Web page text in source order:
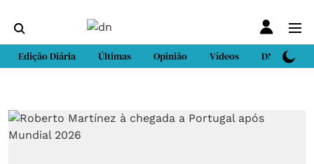
Edição Diária Últimas Opinião Vídeos DN Sport